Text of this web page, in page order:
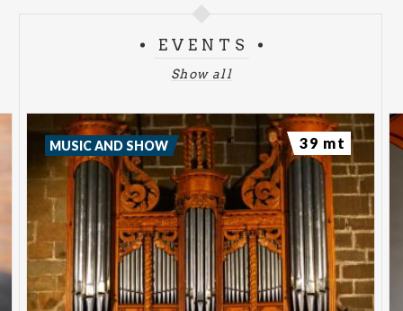
EVENTS
Show all
MUSIC AND SHOW 39 mt